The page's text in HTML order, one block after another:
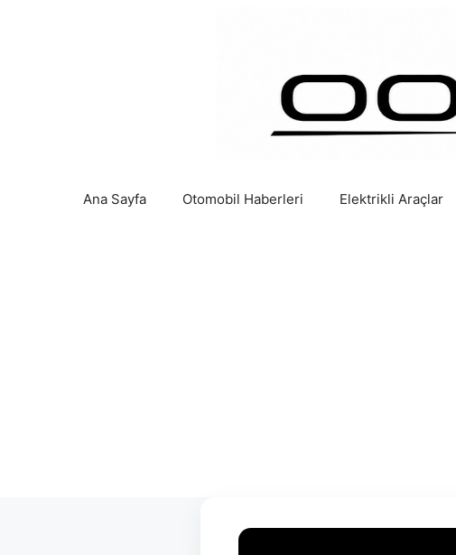
Ana Sayfa Otomobil Haberleri Elektrikli Araçlar